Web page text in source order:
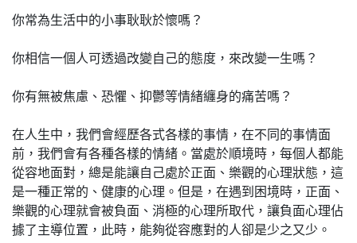
你常為生活中的小事耿耿於懷嗎？
你相信一個人可透過改變自己的態度，來改變一生嗎？
你有無被焦慮、恐懼、抑鬱等情緒纏身的痛苦嗎？
在人生中，我們會經歷各式各樣的事情，在不同的事情面
前，我們會有各種各樣的情緒。當處於順境時，每個人都能
從容地面對，總是能讓自己處於正面、樂觀的心理狀態，這
是一種正常的、健康的心理。但是，在遇到困境時，正面、
樂觀的心理就會被負面、消極的心理所取代，讓負面心理佔
據了主導位置，此時，能夠從容應對的人卻是少之又少。